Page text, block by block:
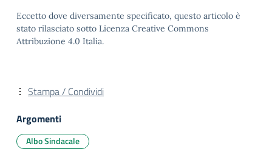
Eccetto dove diversamente specificato, questo articolo è
stato rilasciato sotto Licenza Creative Commons
Attribuzione 4.0 Italia.
Stampa / Condividi
Argomenti
Albo Sindacale